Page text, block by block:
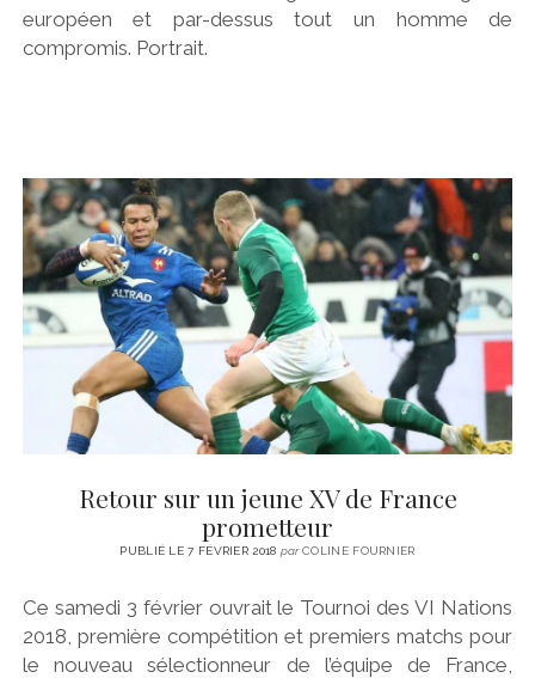
européen et par-dessus tout un homme de
compromis. Portrait.
Retour sur un jeune XV de France
prometteur
PUBLIÉ LE 7 FÉVRIER 2018 parCOLINE FOURNIER
Ce samedi 3 février ouvrait le Tournoi des VI Nations
2018, première compétition et premiers matchs pour
le nouveau sélectionneur de l’équipe de France,